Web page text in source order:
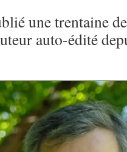
une trentaine
auto-édité